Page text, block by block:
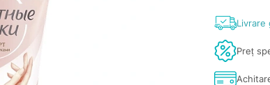
Livrare
Preț